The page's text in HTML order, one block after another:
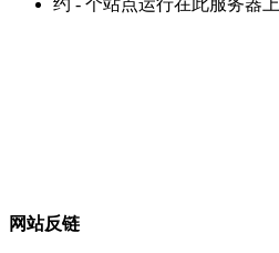
约 - 个站点运行在此服务器上
网站反链